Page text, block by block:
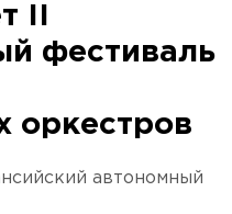
II
фестиваль
оркестров
автономный